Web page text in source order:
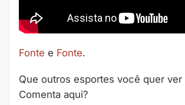
Fonte e Fonte.
Que outros esportes você quer ver
Comenta aqui?